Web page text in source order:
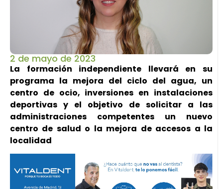
2 de mayo de 2023
La formación independiente llevará en su
programa la mejora del ciclo del agua, un
centro de ocio, inversiones en instalaciones
deportivas y el objetivo de solicitar a las
administraciones competentes un nuevo
centro de salud o la mejora de accesos a la
localidad